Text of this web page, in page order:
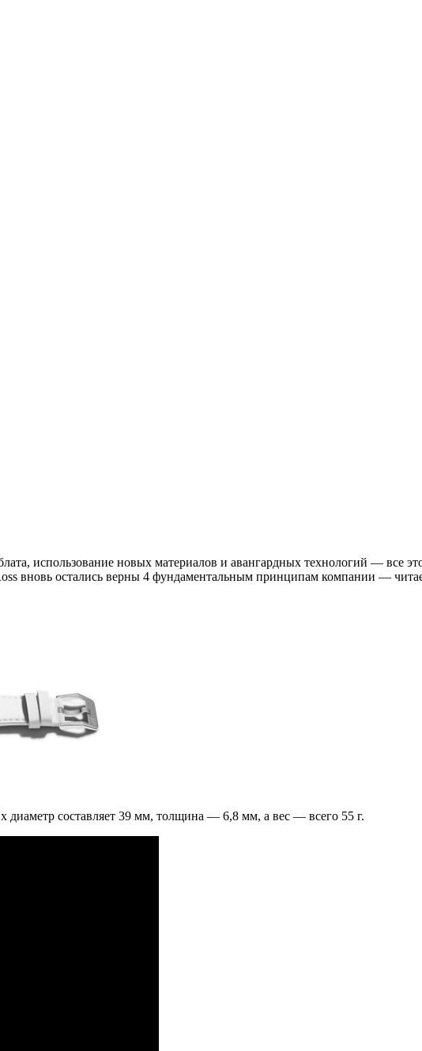
использование новых материалов и авангардных технологий — все
вновь остались верны 4 фундаментальным принципам компании —
составляет 39 мм, толщина — 6,8 мм, а вес — всего 55 г.